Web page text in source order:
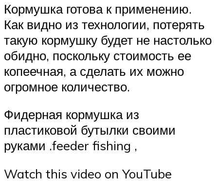
Кормушка готова к применению.
Как видно из технологии, потерять
такую кормушку будет не настолько
обидно, поскольку стоимость ее
копеечная, а сделать их можно
огромное количество.
Фидерная кормушка из
пластиковой бутылки своими
руками .feeder fishing ,
Watch this video on YouTube